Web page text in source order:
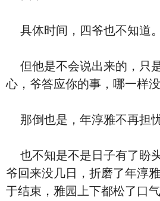
具体时间，四爷也不知道。
但他是不会说出来的，只
心，爷答应你的事，哪一样
那倒也是，年淳雅不再担忧
也不知是不是日子有了盼
爷回来没几日，折磨了年淳
于结束，雅园上下都松了口